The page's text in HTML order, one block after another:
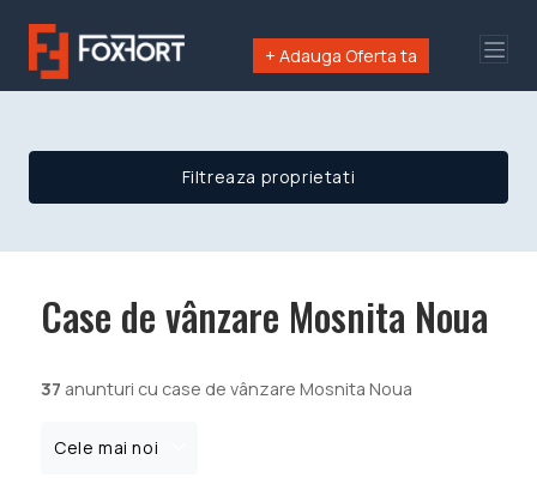
+ Adauga Oferta ta
Filtreaza proprietati
Case de vânzare Mosnita Noua
37 anunturi cu case de vânzare Mosnita Noua
Cele mai noi